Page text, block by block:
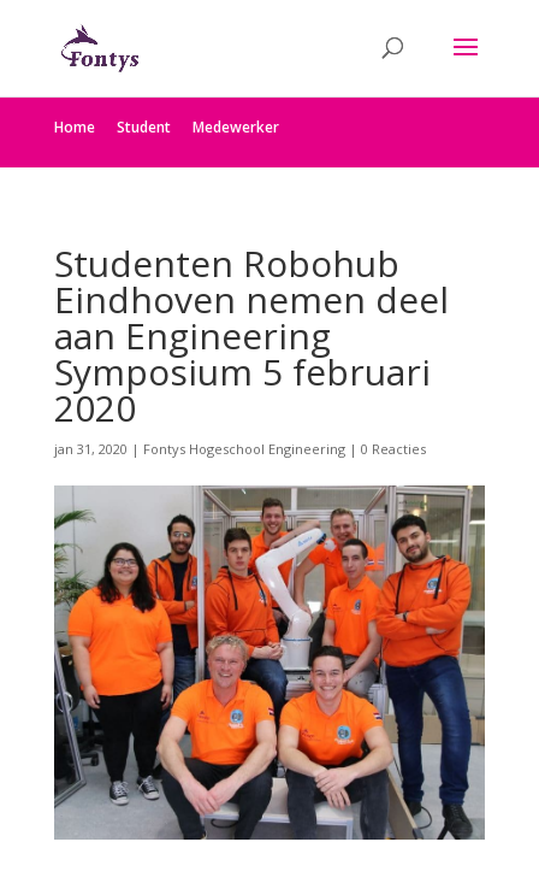
Home Student Medewerker
Studenten Robohub
Eindhoven nemen deel
aan Engineering
Symposium 5 februari
2020
jan 31, 2020 | Fontys Hogeschool Engineering| 0 Reacties